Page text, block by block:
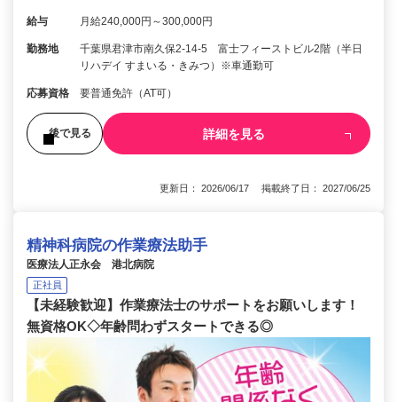
給与 月給240,000円～300,000円
勤務地
千葉県君津市南久保2-14-5 富士フィーストビル2階（半日
リハデイ すまいる・きみつ）※車通勤可
応募資格 要普通免許（AT可）
後で見る 詳細を見る
更新日： 2026/06/17 掲載終了日： 2027/06/25
精神科病院の作業療法助手
医療法人正永会 港北病院
正社員
【未経験歓迎】作業療法士のサポートをお願いします！
無資格OK◇年齢問わずスタートできる◎